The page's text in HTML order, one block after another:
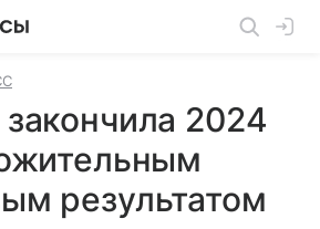
2024
результатом